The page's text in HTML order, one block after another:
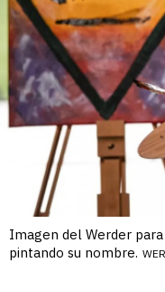
Imagen del Werder
pintando su nombre.